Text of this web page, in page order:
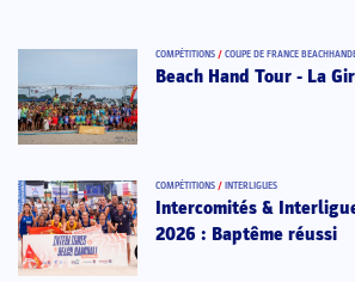
COMPÉTITIONS / COUPE DE FRANCE
Beach Hand Tour - La
COMPÉTITIONS / INTERLIGUES
Intercomités &
2026 : Baptême réussi